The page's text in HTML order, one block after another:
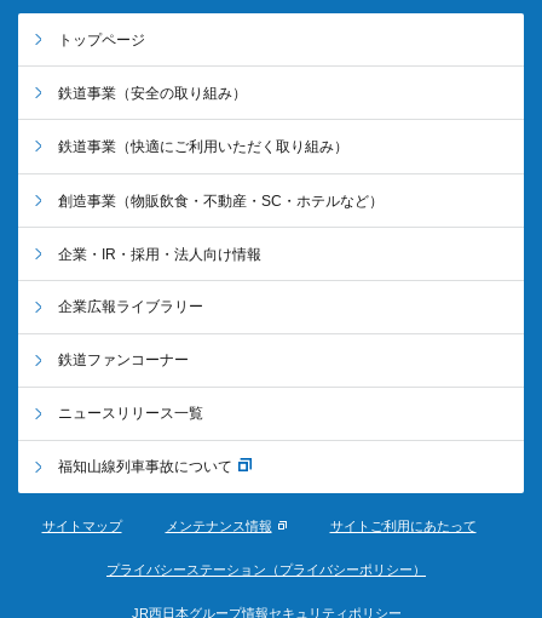
トップページ
鉄道事業 （安全の取り組み）
鉄道事業 （快適にご利用いただく取り組み）
創造事業 （物販飲食・不動産・SC・ホテルなど）
企業・IR・採用・法人向け情報
企業広報ライブラリー
鉄道ファンコーナー
ニュースリリース一覧
福知山線列車事故について
サイトマップ メンテナンス情報 サイトご利用にあたって
プライバシーステーション（プライバシーポリシー）
JR西日本グループ情報セキュリティポリシー